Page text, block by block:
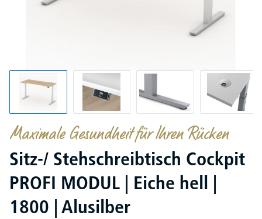
Maximale Gesundheit für Ihren Rücken
Sitz-/ Stehschreibtisch Cockpit
PROFI MODUL | Eiche hell |
1800 | Alusilber